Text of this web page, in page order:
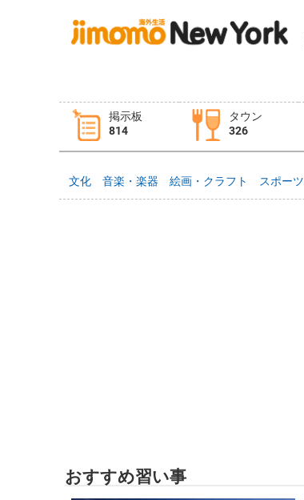
掲示板
814
タウン
326
タウン情報
文化 音楽・楽器 絵画・クラフト スポーツ
おすすめ習い事